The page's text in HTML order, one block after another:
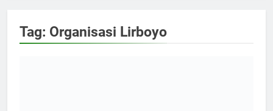
Tag: Organisasi Lirboyo